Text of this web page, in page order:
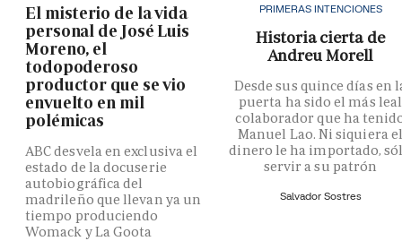
El misterio de la vida
personal de José Luis
Moreno, el
todopoderoso
productor que se vio
envuelto en mil
polémicas
ABC desvela en exclusiva el
estado de la docuserie
autobiográfica del
madrileño que llevan ya un
tiempo produciendo
Womack y La Goota
PRIMERAS INTENCIONES
Historia cierta de
Andreu Morell
Desde sus quince días en
puerta ha sido el más leal
colaborador que ha
Manuel Lao. Ni siquiera
dinero le ha importado,
servir a su patrón
Salvador Sostres